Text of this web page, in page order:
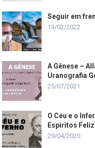
Seguir em
13/02/2022
A Gênese –
Uranografia
25/07/2021
O Céu e o
Espiritos
29/04/2020